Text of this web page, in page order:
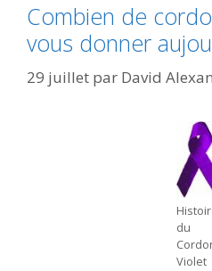
Combien de
vous donner
29 juillet par David
du
Violet